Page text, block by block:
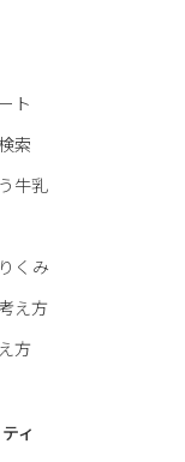
ト
索
牛乳
くみ
え方
方
ィ